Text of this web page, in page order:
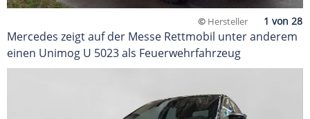
© Hersteller
Mercedes zeigt auf der Messe Rettmobil unter anderem
einen Unimog U 5023 als Feuerwehrfahrzeug